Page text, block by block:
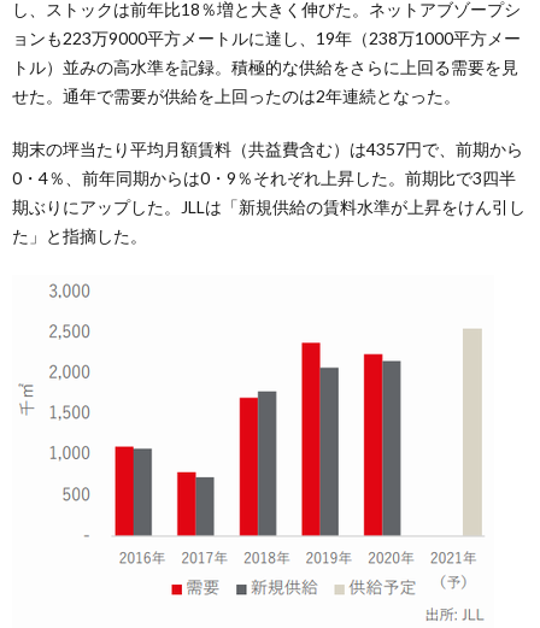
し、ストックは前年比18％増と大きく伸びた。ネットアブゾープシ
ョンも223万9000平方メートルに達し、19年（238万1000平方メー
トル）並みの高水準を記録。積極的な供給をさらに上回る需要を見
せた。通年で需要が供給を上回ったのは2年連続となった。
期末の坪当たり平均月額賃料（共益費含む）は4357円で、前期から
0・4％、前年同期からは0・9％それぞれ上昇した。前期比で3四半
期ぶりにアップした。JLLは「新規供給の賃料水準が上昇をけん引し
た」と指摘した。